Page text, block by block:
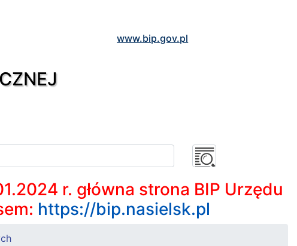
www.bip.gov.pl
r. główna strona BIP Urzędu
https://bip.nasielsk.pl